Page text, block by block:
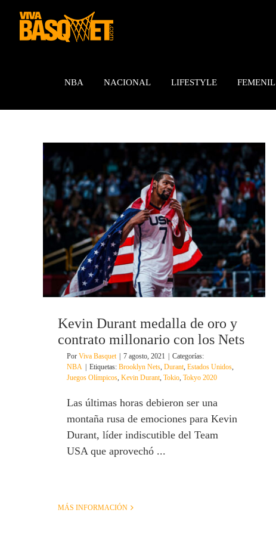
contenido
NBA NACIONAL LIFESTYLE FEMENIL
Kevin Durant medalla de oro y
contrato millonario con los Nets
Por Viva Basquet 7 agosto, 2021
Categorías:
NBA
Etiquetas: Brooklyn Nets, Durant, Estados Unidos,
Juegos Olímpicos, Kevin Durant, Tokio, Tokyo 2020
Las últimas horas debieron ser una
montaña rusa de emociones para Kevin
Durant, líder indiscutible del Team
USA que aprovechó ...
MÁS INFORMACIÓN